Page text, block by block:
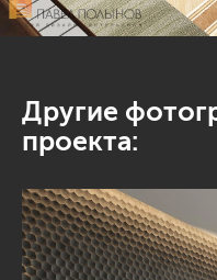
Другие
проекта: